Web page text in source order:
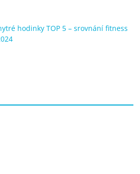
hodinky TOP 5 – srovnání fitness